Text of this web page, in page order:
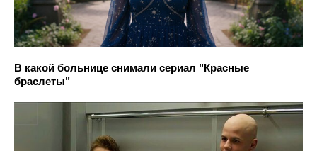
В какой больнице снимали сериал "Красные
браслеты"